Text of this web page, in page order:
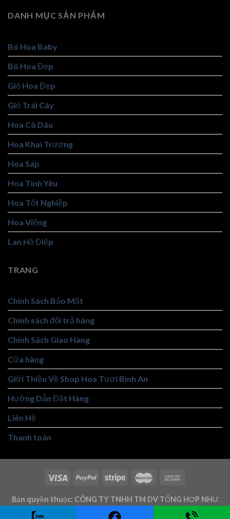
DANH MỤC SẢN PHẨM
Bó Hoa Baby
Bó Hoa Đẹp
Giỏ Hoa Đẹp
Giỏ Trái Cây
Hoa Cô Dâu
Hoa Khai Trương
Hoa Sáp
Hoa Tình Yêu
Hoa Tốt Nghiệp
Hoa Viếng
Lan Hồ Điệp
TRANG
Chính Sách Bảo Mật
Chính sách đổi trả hàng
Chính Sách Giao Hàng
Cửa hàng
Giới Thiệu Về Shop Hoa Tươi Bình An
Hướng Dẫn Đặt Hàng
Liên Hệ
Thanh toán
Bản quyền thuộc: CÔNG TY TNHH TM DV TỔNG HỢP NHƯ
TRUNG - Mst: 3101146219